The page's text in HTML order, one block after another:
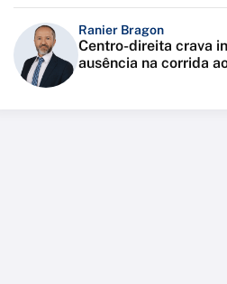
Ranier Bragon
Centro-direita crava
ausência na corrida